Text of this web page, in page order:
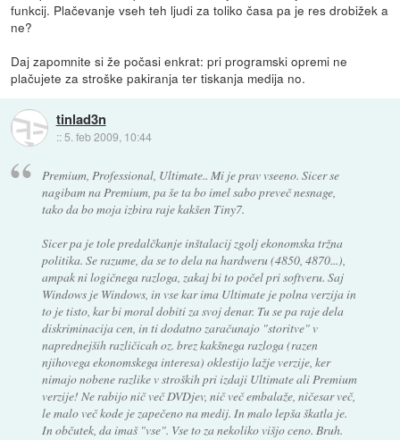
funkcij. Plačevanje vseh teh ljudi za toliko časa pa je res drobižek a
ne?
Daj zapomnite si že počasi enkrat: pri programski opremi ne
plačujete za stroške pakiranja ter tiskanja medija no.
tinlad3n
:: 5. feb 2009, 10:44
Premium, Professional, Ultimate.. Mi je prav vseeno. Sicer se
nagibam na Premium, pa še ta bo imel sabo preveč nesnage,
tako da bo moja izbira raje kakšen Tiny7.
Sicer pa je tole predalčkanje inštalacij zgolj ekonomska tržna
politika. Se razume, da se to dela na hardweru (4850, 4870...),
ampak ni logičnega razloga, zakaj bi to počel pri softveru. Saj
Windows je Windows, in vse kar ima Ultimate je polna verzija in
to je tisto, kar bi moral dobiti za svoj denar. Tu se pa raje dela
diskriminacija cen, in ti dodatno zaračunajo "storitve" v
naprednejših različicah oz. brez kakšnega razloga (razen
njihovega ekonomskega interesa) oklestijo lažje verzije, ker
nimajo nobene razlike v stroških pri izdaji Ultimate ali Premium
verzije! Ne rabijo nič več DVDjev, nič več embalaže, ničesar več,
le malo več kode je zapečeno na medij. In malo lepša škatla je.
In občutek, da imaš "vse". Vse to za nekoliko višjo ceno. Bruh.